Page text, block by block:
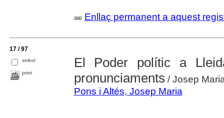
Enllaç permanent a aquest
17 / 97
select
print
El Poder polític a
pronunciaments / Josep
Pons i Altés, Josep Maria